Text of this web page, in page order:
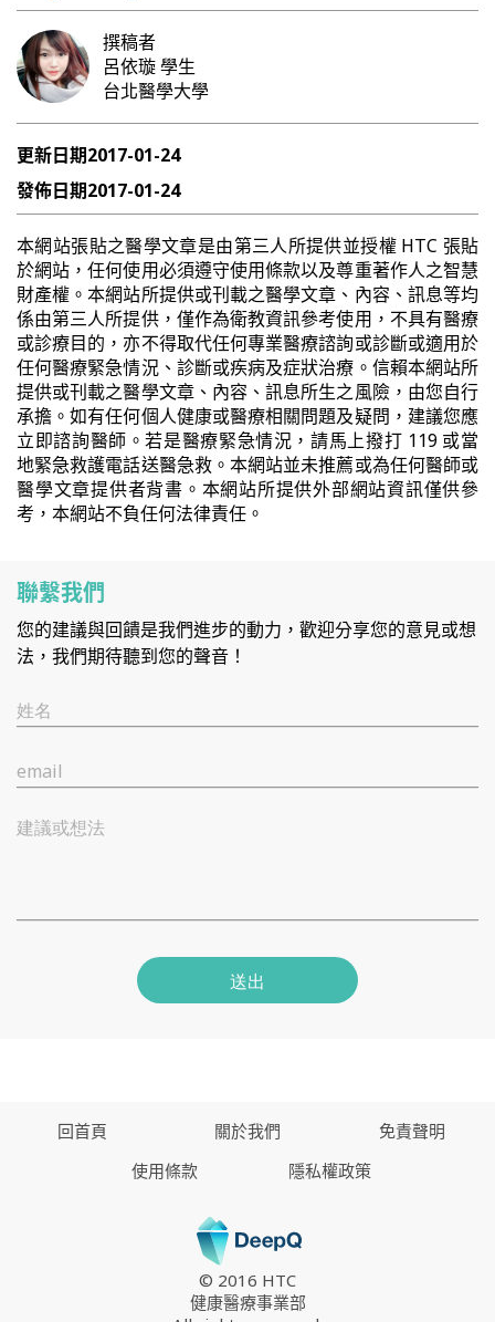
撰稿者
呂依璇學生
台北醫學大學
更新日期2017-01-24
發佈日期2017-01-24
本網站張貼之醫學文章是由第三人所提供並授權 HTC 張貼
於網站，任何使用必須遵守使用條款以及尊重著作人之智慧
財產權。本網站所提供或刊載之醫學文章、內容、訊息等均
係由第三人所提供，僅作為衛教資訊參考使用，不具有醫療
或診療目的，亦不得取代任何專業醫療諮詢或診斷或適用於
任何醫療緊急情況、診斷或疾病及症狀治療。信賴本網站所
提供或刊載之醫學文章、內容、訊息所生之風險，由您自行
承擔。如有任何個人健康或醫療相關問題及疑問，建議您應
立即諮詢醫師。若是醫療緊急情況，請馬上撥打 119 或當
地緊急救護電話送醫急救。本網站並未推薦或為任何醫師或
醫學文章提供者背書。本網站所提供外部網站資訊僅供參
考，本網站不負任何法律責任。
聯繫我們
您的建議與回饋是我們進步的動力，歡迎分享您的意見或想
法，我們期待聽到您的聲音！
姓名
email
建議或想法
送出
回首頁 關於我們
免責聲明
使用條款
隱私權政策
© 2016 HTC
健康醫療事業部